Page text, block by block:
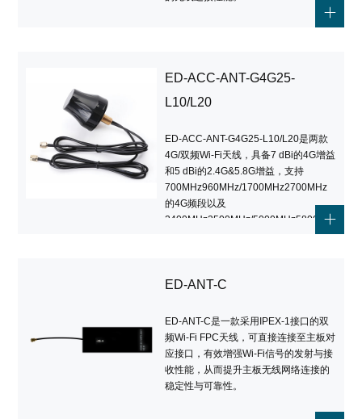
ED-ACC-ANT-G4G25-
L10/L20
ED-ACC-ANT-G4G25-L10/L20是两款
4G/双频Wi-Fi天线，具备7 dBi的4G增益
和5 dBi的2.4G&5.8G增益，支持
700MHz960MHz/1700MHz2700MHz
的4G频段以及
2400MHz2500MHz/5000MHz5800MHz
ED-ANT-C
ED-ANT-C是一款采用IPEX-1接口的双
频Wi-Fi FPC天线，可直接连接至主板对
应接口，有效增强Wi-Fi信号的发射与接
收性能，从而提升主板无线网络连接的
稳定性与可靠性。